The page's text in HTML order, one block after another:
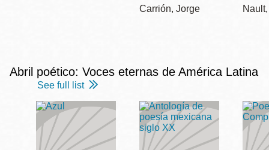
Carrión, Jorge
Abril poético: Voces eternas de América Latina
See full list